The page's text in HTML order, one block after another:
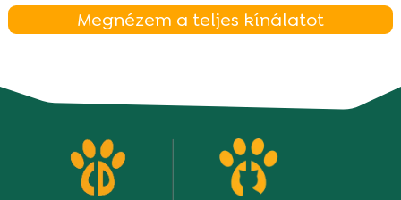
Megnézem a teljes kínálatot